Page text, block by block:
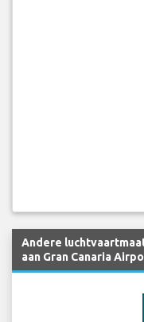
Andere
aan Gran Canaria